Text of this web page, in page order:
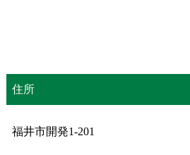
住所
福井市開発1-201